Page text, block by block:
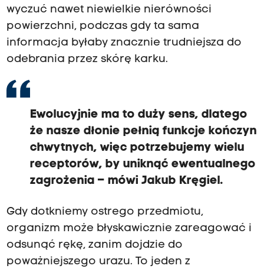
wyczuć nawet niewielkie nierówności
powierzchni, podczas gdy ta sama
informacja byłaby znacznie trudniejsza do
odebrania przez skórę karku.
Ewolucyjnie ma to duży sens, dlatego
że nasze dłonie pełnią funkcje kończyn
chwytnych, więc potrzebujemy wielu
receptorów, by uniknąć ewentualnego
zagrożenia – mówi Jakub Kręgiel.
Gdy dotkniemy ostrego przedmiotu,
organizm może błyskawicznie zareagować i
odsunąć rękę, zanim dojdzie do
poważniejszego urazu. To jeden z